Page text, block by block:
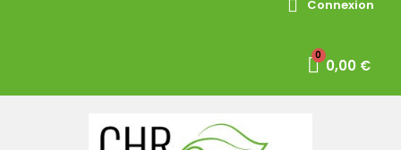
Connexion
0,00 €